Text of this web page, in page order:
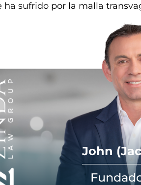
ha sufrido por la malla
John